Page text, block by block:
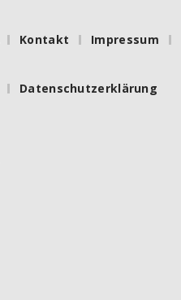
Kontakt Impressum
Datenschutzerklärung